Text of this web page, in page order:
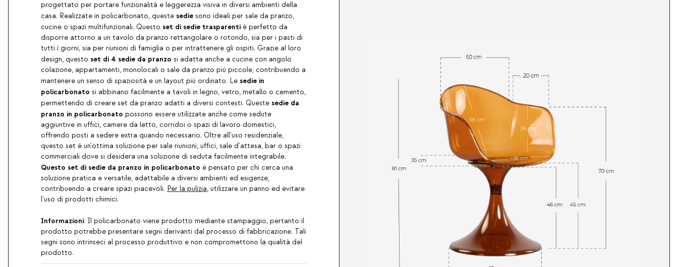
progettato per portare funzionalità e leggerezza visiva in diversi ambienti della
casa. Realizzate in policarbonato, queste sedie sono ideali per sale da pranzo,
cucine o spazi multifunzionali. Questo set di sedie trasparenti è perfetto da
disporre attorno a un tavolo da pranzo rettangolare o rotondo, sia per i pasti di
tutti i giorni, sia per riunioni di famiglia o per intrattenere gli ospiti. Grazie al loro
design, questo set di 4 sedie da pranzo si adatta anche a cucine con angolo
colazione, appartamenti, monolocali o sale da pranzo più piccole, contribuendo a
mantenere un senso di spaziosità e un layout più ordinato. Le sedie in
policarbonato si abbinano facilmente a tavoli in legno, vetro, metallo o cemento,
permettendo di creare set da pranzo adatti a diversi contesti. Queste sedie da
pranzo in policarbonato possono essere utilizzate anche come sedute
aggiuntive in uffici, camere da letto, corridoi o spazi di lavoro domestici,
offrendo posti a sedere extra quando necessario. Oltre all'uso residenziale,
questo set è un'ottima soluzione per sale riunioni, uffici, sale d'attesa, bar o spazi
commerciali dove si desidera una soluzione di seduta facilmente integrabile.
Questo set di sedie da pranzo in policarbonato è pensato per chi cerca una
soluzione pratica e versatile, adattabile a diversi ambienti ed esigenze,
contribuendo a creare spazi piacevoli. Per la pulizia, utilizzare un panno ed evitare
l'uso di prodotti chimici.
Informazioni: Il policarbonato viene prodotto mediante stampaggio, pertanto il
prodotto potrebbe presentare segni derivanti dal processo di fabbricazione. Tali
segni sono intrinseci al processo produttivo e non compromettono la qualità del
prodotto.